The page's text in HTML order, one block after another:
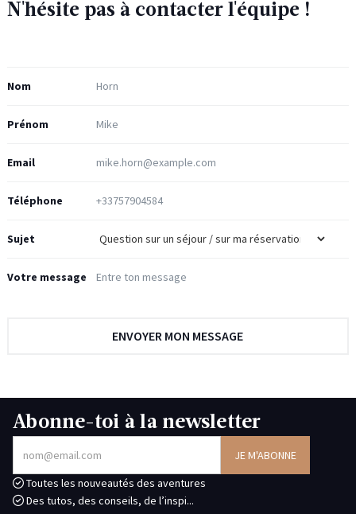
N'hésite pas à contacter l'équipe !
Nom
Prénom
Email
Téléphone
Sujet
Votre message
Abonne-toi à la newsletter
Toutes les nouveautés des aventures
Des tutos, des conseils, de l’inspi...